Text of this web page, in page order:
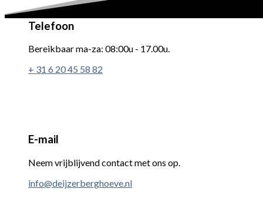
Telefoon
Bereikbaar ma-za: 08:00u - 17.00u.
+ 31 6 20 45 58 82
E-mail
Neem vrijblijvend contact met ons op.
info@deijzerberghoeve.nl